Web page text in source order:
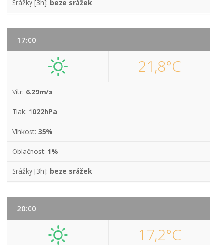
Srážky [3h]: beze srážek
17:00
21,8°C
Vítr: 6.29m/s
Tlak: 1022hPa
Vlhkost: 35%
Oblačnost: 1%
Srážky [3h]: beze srážek
20:00
17,2°C